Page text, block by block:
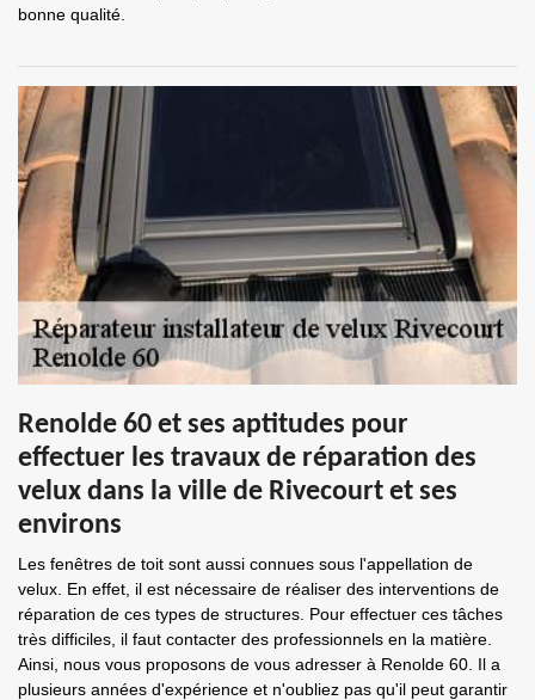
bonne qualité.
Renolde 60 et ses aptitudes pour
effectuer les travaux de réparation des
velux dans la ville de Rivecourt et ses
environs
Les fenêtres de toit sont aussi connues sous l'appellation de
velux. En effet, il est nécessaire de réaliser des interventions de
réparation de ces types de structures. Pour effectuer ces tâches
très difficiles, il faut contacter des professionnels en la matière.
Ainsi, nous vous proposons de vous adresser à Renolde 60. Il a
plusieurs années d'expérience et n'oubliez pas qu'il peut garantir